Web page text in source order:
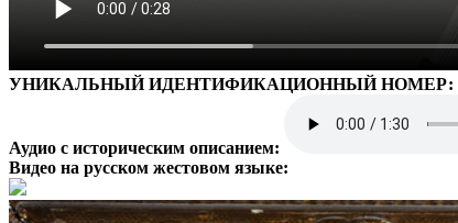
УНИКАЛЬНЫЙ ИДЕНТИФИКАЦИОННЫЙ НОМЕР:
Аудио с историческим описанием:
Видео на русском жестовом языке: